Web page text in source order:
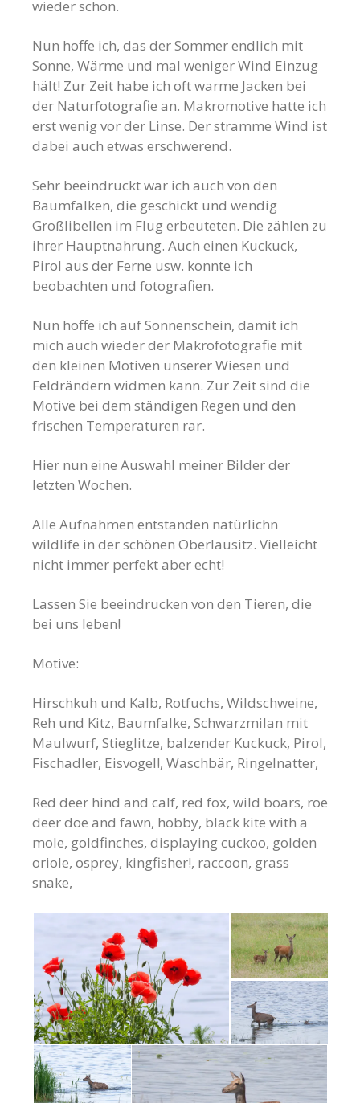
wieder schön.
Nun hoffe ich, das der Sommer endlich mit
Sonne, Wärme und mal weniger Wind Einzug
hält! Zur Zeit habe ich oft warme Jacken bei
der Naturfotografie an. Makromotive hatte ich
erst wenig vor der Linse. Der stramme Wind ist
dabei auch etwas erschwerend.
Sehr beeindruckt war ich auch von den
Baumfalken, die geschickt und wendig
Großlibellen im Flug erbeuteten. Die zählen zu
ihrer Hauptnahrung. Auch einen Kuckuck,
Pirol aus der Ferne usw. konnte ich
beobachten und fotografien.
Nun hoffe ich auf Sonnenschein, damit ich
mich auch wieder der Makrofotografie mit
den kleinen Motiven unserer Wiesen und
Feldrändern widmen kann. Zur Zeit sind die
Motive bei dem ständigen Regen und den
frischen Temperaturen rar.
Hier nun eine Auswahl meiner Bilder der
letzten Wochen.
Alle Aufnahmen entstanden natürlichn
wildlife in der schönen Oberlausitz. Vielleicht
nicht immer perfekt aber echt!
Lassen Sie beeindrucken von den Tieren, die
bei uns leben!
Motive:
Hirschkuh und Kalb, Rotfuchs, Wildschweine,
Reh und Kitz, Baumfalke, Schwarzmilan mit
Maulwurf, Stieglitze, balzender Kuckuck, Pirol,
Fischadler, Eisvogel!, Waschbär, Ringelnatter,
Red deer hind and calf, red fox, wild boars, roe
deer doe and fawn, hobby, black kite with a
mole, goldfinches, displaying cuckoo, golden
oriole, osprey, kingfisher!, raccoon, grass
snake,